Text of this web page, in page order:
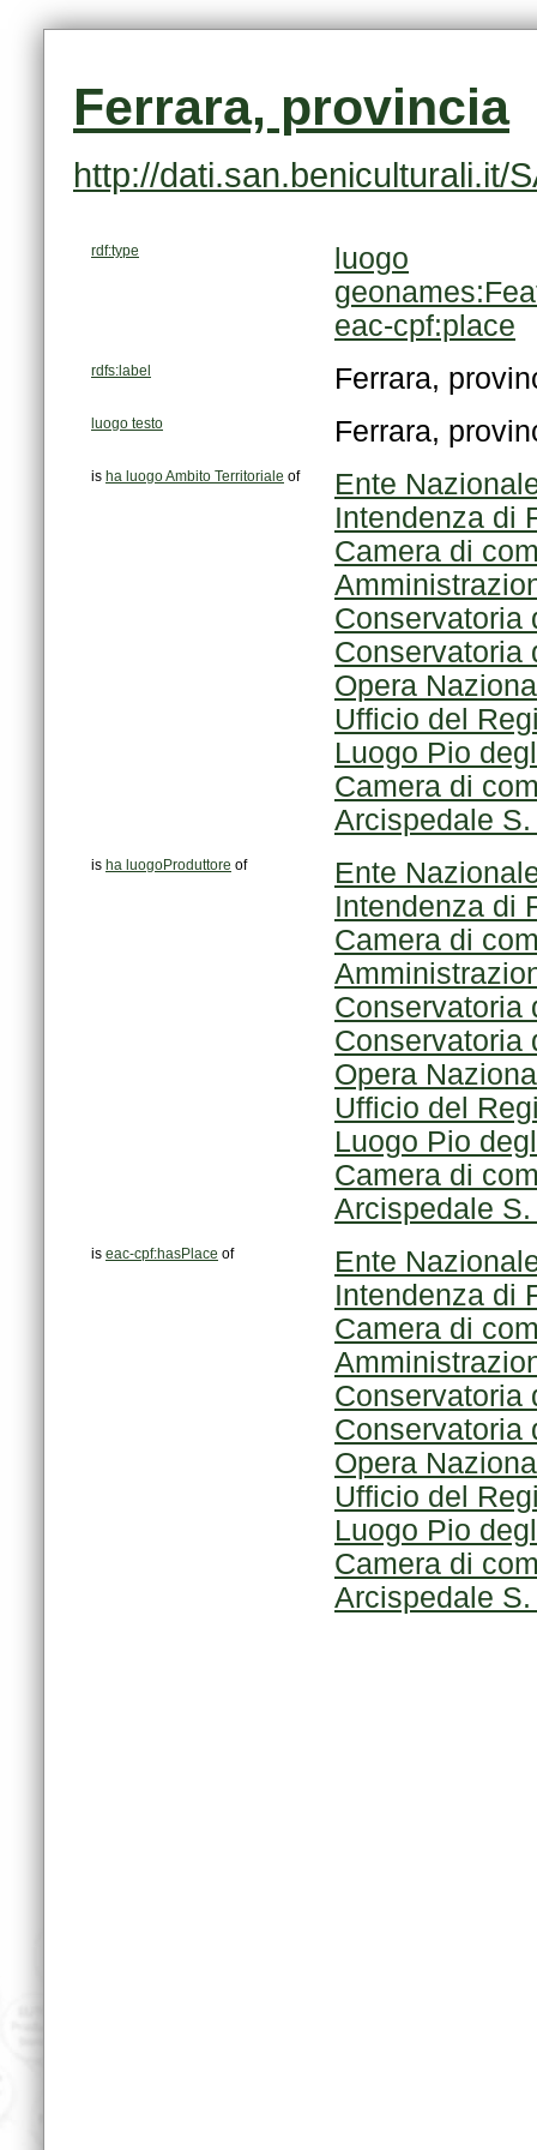
Ferrara, provincia
http://dati.san.beniculturali.it/
rdf:type
luogo
eac-cpf:place
rdfs:label Ferrara,
luogo testo Ferrara,
is ha luogo Ambito Territoriale of
Ente
Intendenza di
Camera di
Conservatoria
Conservatoria
Opera
Ufficio del
Luogo Pio
Camera di
Arcispedale
is ha luogoProduttore of
Ente
Intendenza di
Camera di
Conservatoria
Conservatoria
Opera
Ufficio del
Luogo Pio
Camera di
Arcispedale
is eac-cpf:hasPlace of
Ente
Intendenza di
Camera di
Conservatoria
Conservatoria
Opera
Ufficio del
Luogo Pio
Camera di
Arcispedale